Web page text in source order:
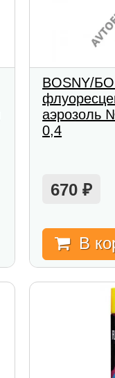
BOSNY/
аэрозоль
0,4
670₽
В